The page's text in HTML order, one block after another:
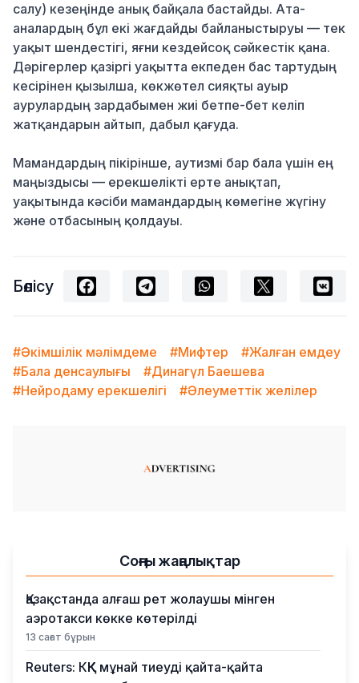
салу) кезеңінде анық байқала бастайды. Ата-
аналардың бұл екі жағдайды байланыстыруы — тек
уақыт шендестігі, яғни кездейсоқ сәйкестік қана.
Дәрігерлер қазіргі уақытта екпеден бас тартудың
кесірінен қызылша, көкжөтел сияқты ауыр
аурулардың зардабымен жиі бетпе-бет келіп
жатқандарын айтып, дабыл қағуда.
Мамандардың пікірінше, аутизмі бар бала үшін ең
маңыздысы — ерекшелікті ерте анықтап,
уақытында кәсіби мамандардың көмегіне жүгіну
және отбасының қолдауы.
Бөлісу
#Әкімшілік мәлімдеме #Мифтер
#Жалған емдеу
#Бала денсаулығы
#Динагүл Баешева
#Нейродаму ерекшелігі
#Әлеуметтік желілер
Соңғы жаңалықтар
Қазақстанда алғаш рет жолаушы мінген
аэротакси көкке көтерілді
13 сағат бұрын
Reuters: КҚК мұнай тиеуді қайта-қайта